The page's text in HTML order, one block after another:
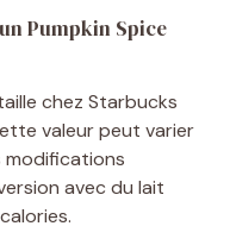
Pumpkin Spice
chez Starbucks
valeur peut varier
modifications
avec du lait